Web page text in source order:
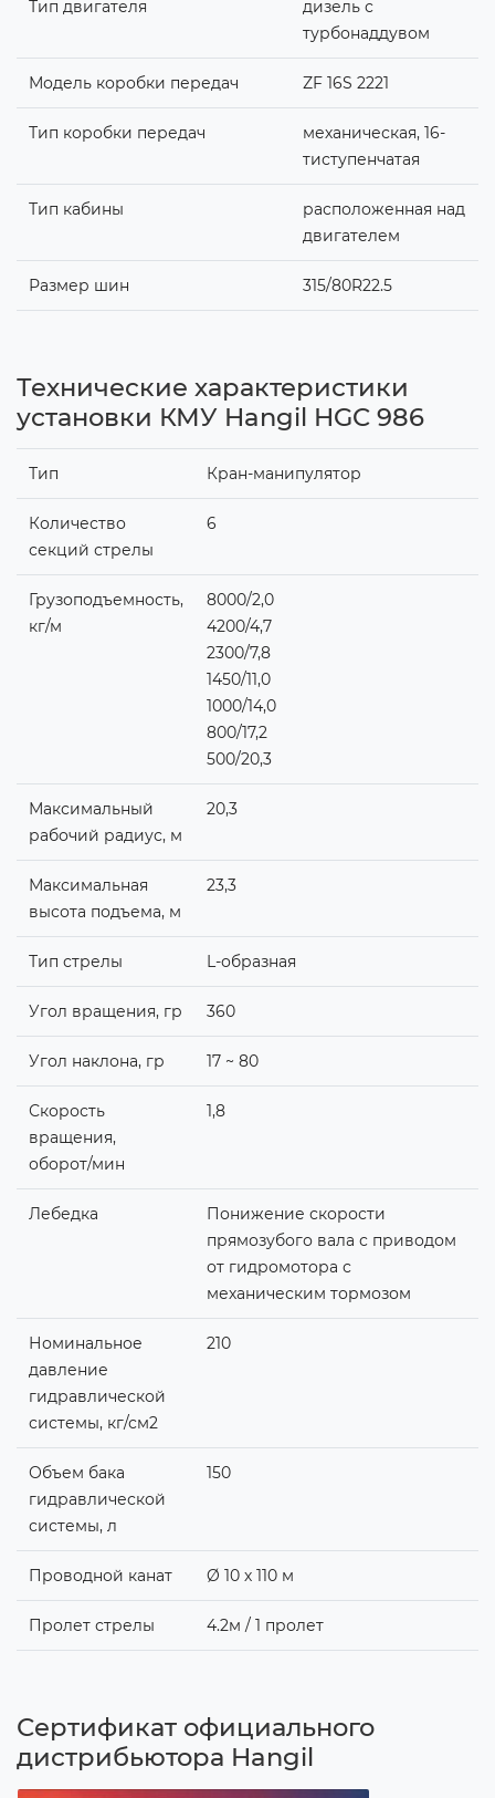
Тип двигателя
дизель с
турбонаддувом
Модель коробки передач ZF 16S 2221
Тип коробки передач
механическая, 16-
тиступенчатая
Тип кабины
расположенная над
двигателем
Размер шин 315/80R22.5
Технические характеристики
установки КМУ Hangil HGC 986
Тип Кран-манипулятор
Количество
секций стрелы
6
Грузоподъемность,
кг/м
8000/2,0
4200/4,7
2300/7,8
1450/11,0
1000/14,0
800/17,2
500/20,3
Максимальный
рабочий радиус, м
20,3
Максимальная
высота подъема, м
23,3
Тип стрелы L-образная
Угол вращения, гр 360
Угол наклона, гр 17 ~ 80
Скорость
вращения,
оборот/мин
1,8
Лебедка
Понижение скорости
прямозубого вала с приводом
от гидромотора с
механическим тормозом
Номинальное
давление
гидравлической
системы, кг/см2
210
Объем бака
гидравлической
системы, л
150
Проводной канат Ø 10 х 110 м
Пролет стрелы 4.2м / 1 пролет
Сертификат официального
дистрибьютора Hangil